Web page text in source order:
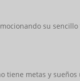
su
tiene metas y